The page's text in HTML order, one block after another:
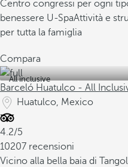
Centro congressi per ogni
benessere U-SpaAttività e
per tutta la famiglia
Compara
All inclusive
Barceló Huatulco - All
Huatulco, Mexico
4.2/5
10207 recensioni
Vicino alla bella baia di